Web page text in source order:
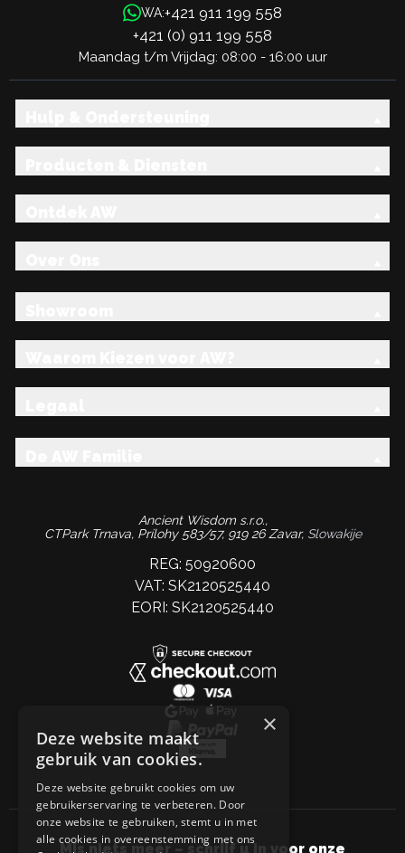
WA:+421 911 199 558
+421 (0) 911 199 558
Maandag t/m Vrijdag: 08:00 - 16:00 uur
Ancient Wisdom s.r.o.,
CTPark Trnava, Prílohy 583/57, 919 26 Zavar, Slowakije
REG: 50920600
VAT: SK2120525440
EORI: SK2120525440
Mis niets meer – schrijf u in voor onze
×
Deze website maakt
gebruik van cookies.
Deze website gebruikt cookies om uw
gebruikerservaring te verbeteren. Door
onze website te gebruiken, stemt u in met
alle cookies in overeenstemming met ons